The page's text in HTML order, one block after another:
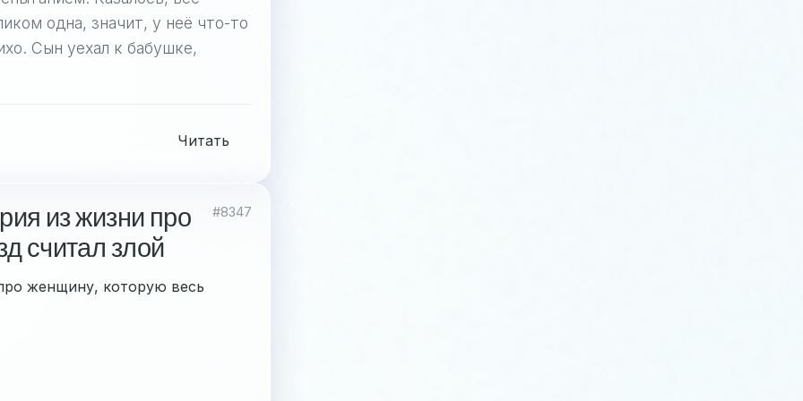
одна, значит, у неё что-то
Сын уехал к бабушке,
Читать
из жизни про
считал злой
#8347